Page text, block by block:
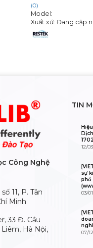
Rated
0
out
5
(0)
Model:
Xuất xứ: Đang cập
Công Nghệ
11, P. Tân
Minh
33 Đ. Cầu
Hà Nội,
TIN
12/
sự
phổ
03/
07/